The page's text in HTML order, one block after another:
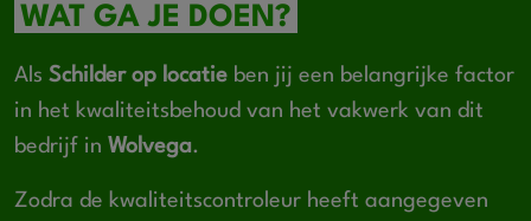
WAT GA JE DOEN?
Als Schilder op locatie ben jij een belangrijke factor
in het kwaliteitsbehoud van het vakwerk van dit
bedrijf in Wolvega.
Zodra de kwaliteitscontroleur heeft aangegeven